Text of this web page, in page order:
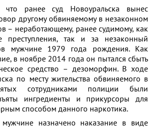
что ранее суд Новоуральска вынес
другому обвиняемому в незаконном
– неработающему, ранее судимому, как
преступления, так и за незаконный
мужчине 1979 года рождения. Как
в ноябре 2014 года он пытался сбыть
средство – дезоморфин. В ходе
по месту жительства обвиняемого в
сотрудниками полиции были
ингредиенты и прикурсоры для
способом данного наркотика.
назначено наказание в виде